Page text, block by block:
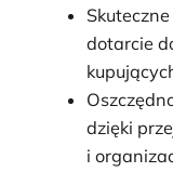
dotarcie
dzięki
i